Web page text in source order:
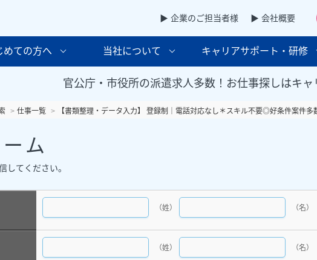
▶ 企業のご担当者様 ▶ 会社概要
めての方へ 当社について キャリアサポート・研修
官公庁・市役所の派遣求人多数！お仕事探しはキャ
仕事一覧 【書類整理・データ入力】 登録制｜電話対応なし＊スキル不要◎好条件案件
ム
してください。
（姓） （名）
（姓） （名）